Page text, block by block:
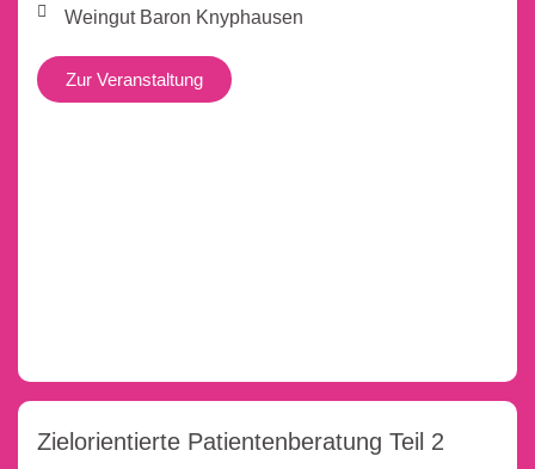
Weingut Baron Knyphausen
Zur Veranstaltung
Zielorientierte Patientenberatung Teil 2